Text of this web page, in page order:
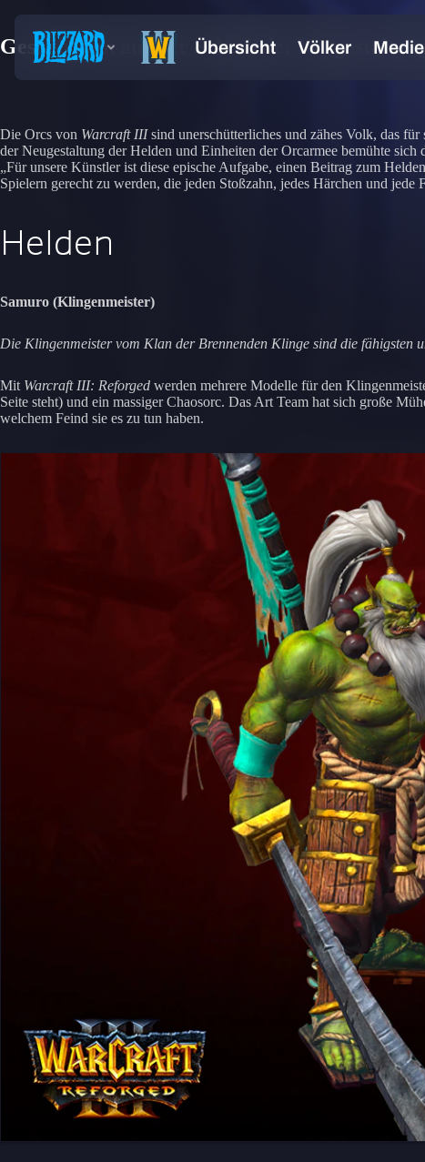
Geschichten aus der Schmiede:
Die Orcs von Warcraft IIIsind unerschütterliches und zähes Volk, das
der Neugestaltung der Helden und Einheiten der Orcarmee bemühte sich
„Für unsere Künstler ist diese epische Aufgabe, einen Beitrag zum
Spielern gerecht zu werden, die jeden Stoßzahn, jedes Härchen und jede
Helden
Samuro (Klingenmeister)
Die Klingenmeister vom Klan der Brennenden Klinge sind die fähigsten
Mit Warcraft III: Reforged werden mehrere Modelle für den
Seite steht) und ein massiger Chaosorc. Das Art Team hat sich große
welchem Feind sie es zu tun haben.